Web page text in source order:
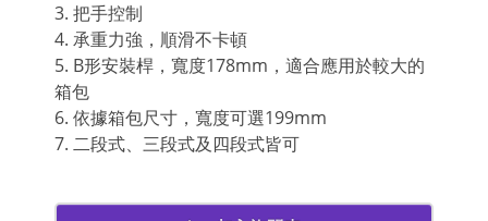
3. 把手控制
4. 承重力強，順滑不卡頓
5. B形安裝桿，寬度178mm，適合應用於較大的
箱包
6. 依據箱包尺寸，寬度可選199mm
7. 二段式、三段式及四段式皆可